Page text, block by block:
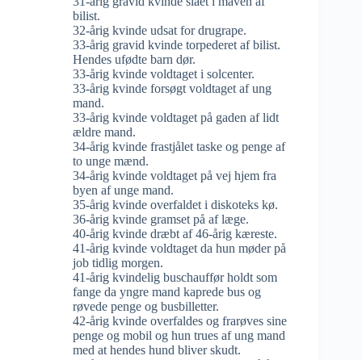
bilist.
32-årig kvinde udsat for drugrape.
33-årig gravid kvinde torpederet af bilist.
Hendes ufødte barn dør.
33-årig kvinde voldtaget i solcenter.
33-årig kvinde forsøgt voldtaget af ung
mand.
33-årig kvinde voldtaget på gaden af lidt
ældre mand.
34-årig kvinde frastjålet taske og penge af
to unge mænd.
34-årig kvinde voldtaget på vej hjem fra
byen af unge mand.
35-årig kvinde overfaldet i diskoteks kø.
36-årig kvinde gramset på af læge.
40-årig kvinde dræbt af 46-årig kæreste.
41-årig kvinde voldtaget da hun møder på
job tidlig morgen.
41-årig kvindelig buschauffør holdt som
fange da yngre mand kaprede bus og
røvede penge og busbilletter.
42-årig kvinde overfaldes og frarøves sine
penge og mobil og hun trues af ung mand
med at hendes hund bliver skudt.